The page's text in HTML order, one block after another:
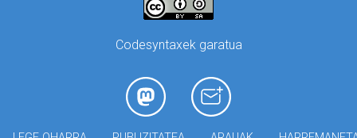
Codesyntaxek garatua